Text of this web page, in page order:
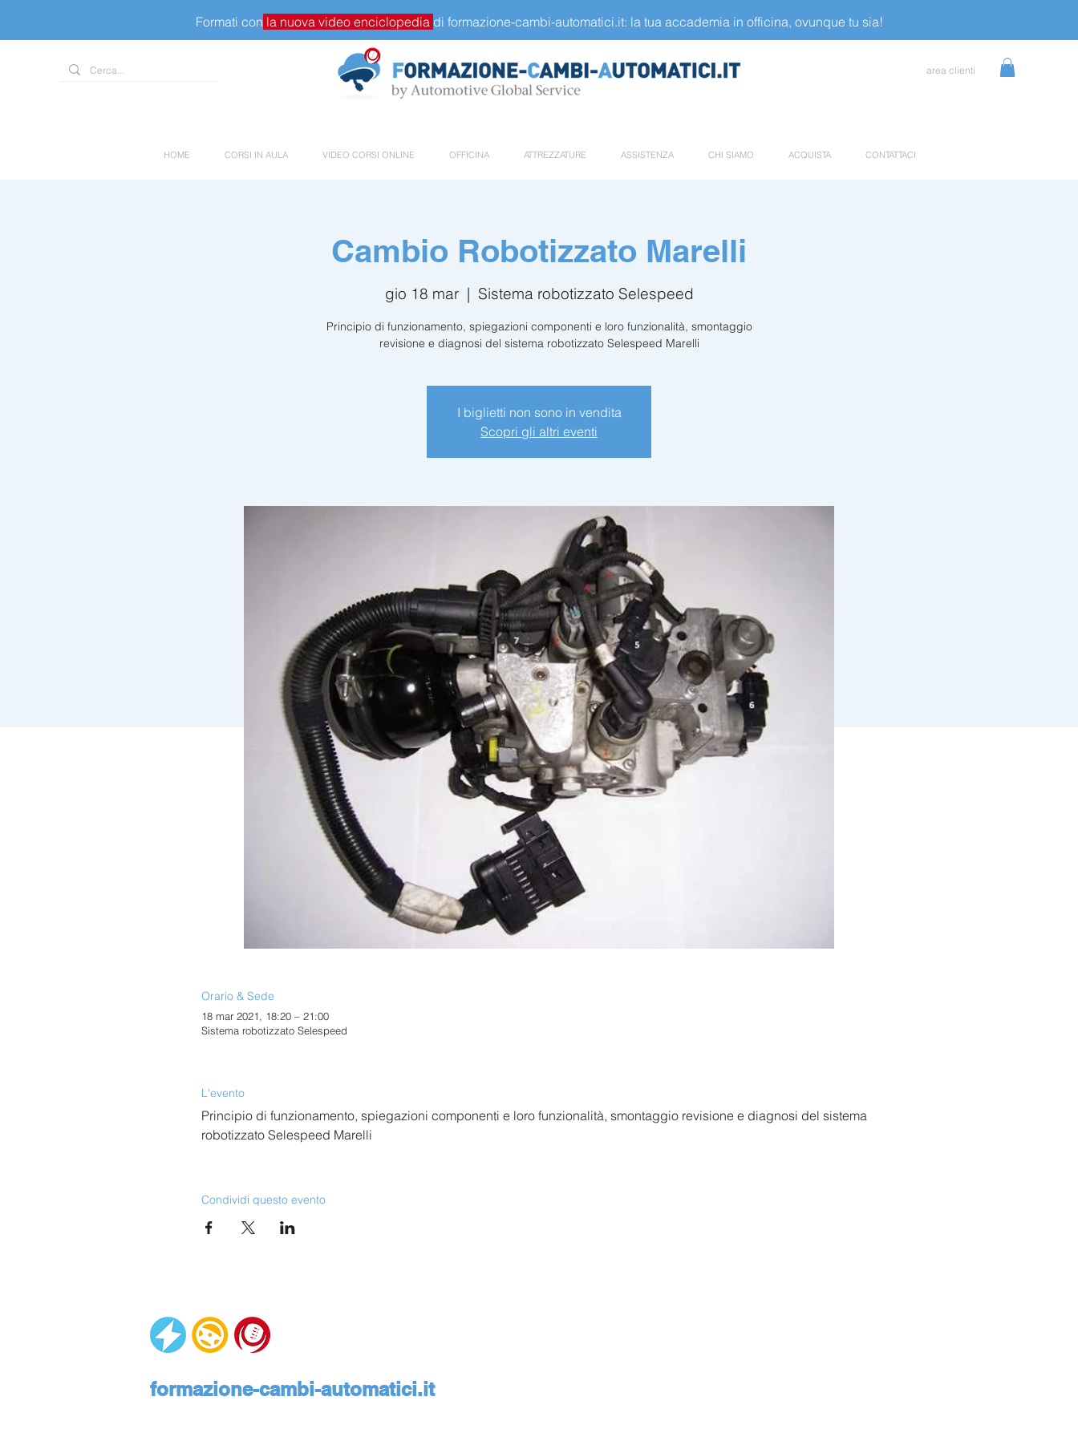
Formati con la nuova video enciclopedia di formazione-cambi-automatici.it: la tua accademia in officina, ovunque tu sia!
area clienti
HOME CORSI IN AULA VIDEO CORSI ONLINE OFFICINA ATTREZZATURE ASSISTENZA CHI SIAMO ACQUISTA CONTATTACI
Cambio Robotizzato Marelli
gio 18 mar
  |
Sistema robotizzato Selespeed
Principio di funzionamento, spiegazioni componenti e loro funzionalità, smontaggio
revisione e diagnosi del sistema robotizzato Selespeed Marelli
I biglietti non sono in vendita
Scopri gli altri eventi
Orario & Sede
18 mar 2021, 18:20 – 21:00
Sistema robotizzato Selespeed
L'evento
Principio di funzionamento, spiegazioni componenti e loro funzionalità, smontaggio revisione e diagnosi del sistema
robotizzato Selespeed Marelli
Condividi questo evento
formazione-cambi-automatici.it